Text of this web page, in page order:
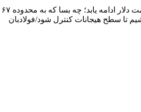
تا سطح هیجانات کنترل شود/فولادبان